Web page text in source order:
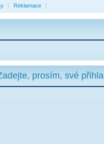
prosím, své
Reklamace